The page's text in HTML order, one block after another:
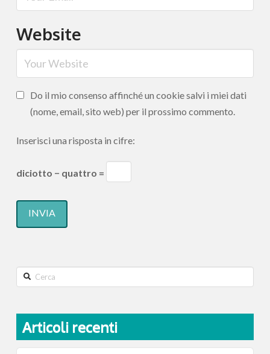
Website
Do il mio consenso affinché un cookie salvi i miei dati
(nome, email, sito web) per il prossimo commento.
Inserisci una risposta in cifre:
diciotto − quattro =
Search
Articoli recenti